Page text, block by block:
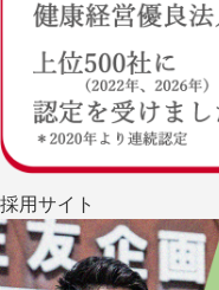
採用サイト